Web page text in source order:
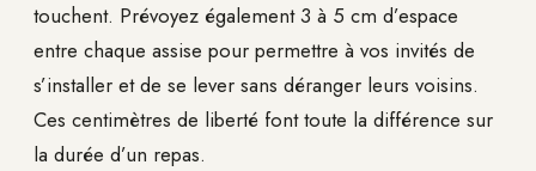
touchent. Prévoyez également 3 à 5 cm d’espace
entre chaque assise pour permettre à vos invités de
s’installer et de se lever sans déranger leurs voisins.
Ces centimètres de liberté font toute la différence sur
la durée d’un repas.